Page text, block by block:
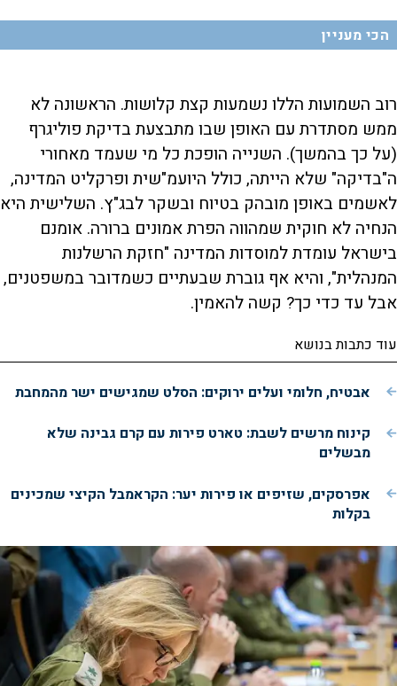
הכי מעניין
רוב השמועות הללו נשמעות קצת קלושות. הראשונה לא
ממש מסתדרת עם האופן שבו מתבצעת בדיקת פוליגרף
(על כך בהמשך). השנייה הופכת כל מי שעמד מאחורי
ה"בדיקה" שלא הייתה, כולל היועמ"שית ופרקליט המדינה,
לאשמים באופן מובהק בטיוח ובשקר לבג"ץ. השלישית היא
הנחיה לא חוקית שמהווה הפרת אמונים ברורה. אומנם
בישראל עומדת למוסדות המדינה "חזקת הרשלנות
המנהלית", והיא אף גוברת שבעתיים כשמדובר במשפטנים,
אבל עד כדי כך? קשה להאמין.
עוד כתבות בנושא
אבטיח, חלומי ועלים ירוקים: הסלט שמגישים ישר מהמחבת
קינוח מרשים לשבת: טארט פירות עם קרם גבינה שלא
מבשלים
אפרסקים, שזיפים או פירות יער: הקראמבל הקיצי שמכינים
בקלות